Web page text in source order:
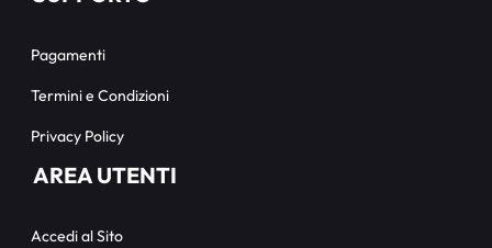
Pagamenti
Termini e Condizioni
Privacy Policy
AREA UTENTI
Accedi al Sito